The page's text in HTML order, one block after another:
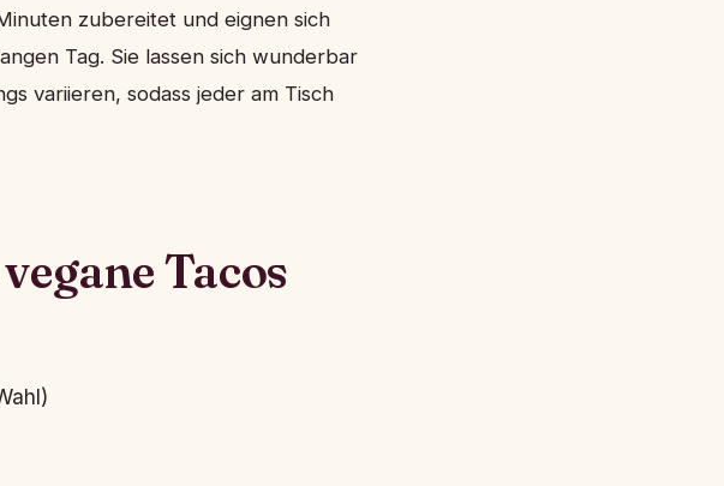
zubereitet und eignen sich
Tag. Sie lassen sich wunderbar
variieren, sodass jeder am Tisch
Tacos